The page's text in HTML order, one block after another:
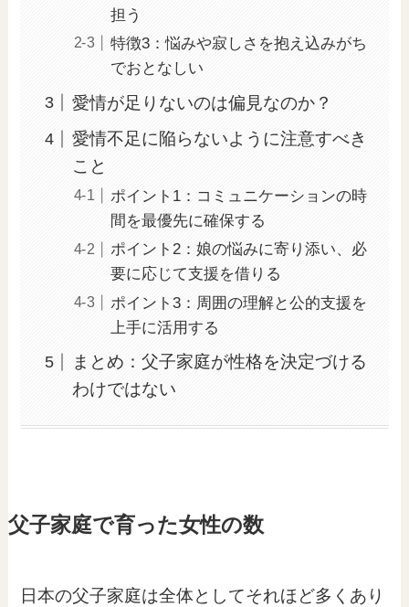
担う
特徴3：悩みや寂しさを抱え込みがち
でおとなしい
愛情が足りないのは偏見なのか？
愛情不足に陥らないように注意すべき
こと
ポイント1：コミュニケーションの時
間を最優先に確保する
ポイント2：娘の悩みに寄り添い、必
要に応じて支援を借りる
ポイント3：周囲の理解と公的支援を
上手に活用する
まとめ：父子家庭が性格を決定づける
わけではない
父子家庭で育った女性の数
日本の父子家庭は全体としてそれほど多くあり